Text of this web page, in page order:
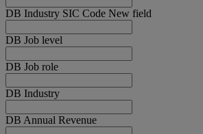
DB Industry SIC Code New field
DB Job level
DB Job role
DB Industry
DB Annual Revenue